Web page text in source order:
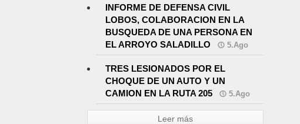
INFORME DE DEFENSA CIVIL
LOBOS, COLABORACION EN LA
BUSQUEDA DE UNA PERSONA EN
EL ARROYO SALADILLO
5.Ago
TRES LESIONADOS POR EL
CHOQUE DE UN AUTO Y UN
CAMION EN LA RUTA 205
5.Ago
Leer más